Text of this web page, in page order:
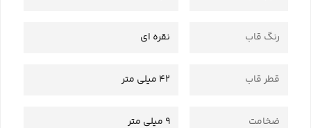
رنگ قاب نقره ای
قطر قاب 42 میلی متر
ضخامت 9 میلی متر